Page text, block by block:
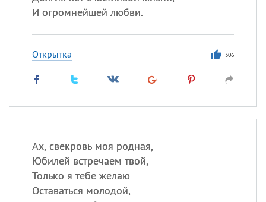
И огромнейшей любви.
Открытка 306
Ах, свекровь моя родная,
Юбилей встречаем твой,
Только я тебе желаю
Оставаться молодой,